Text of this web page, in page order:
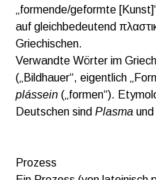
„formende/geformte
auf gleichbedeutend
Griechischen.
Verwandte Wörter im
(„Bildhauer“, eigentlich
plássein („formen“).
Deutschen sindPlasma
Prozess